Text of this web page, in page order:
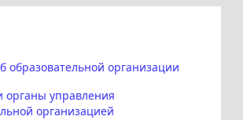
образовательной организации
органы управления
организацией